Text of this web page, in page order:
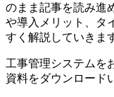
のまま記事を読み進
や導入メリット、タ
すく解説していきま
工事管理システムを
資料をダウンロード